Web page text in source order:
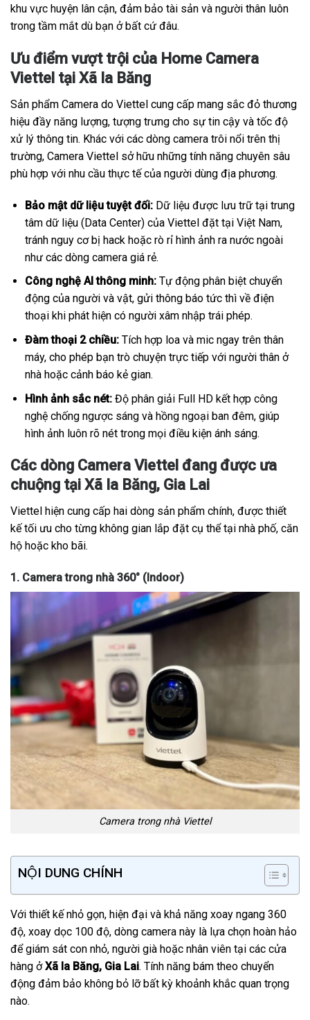
khu vực huyện lân cận, đảm bảo tài sản và người thân luôn
trong tầm mắt dù bạn ở bất cứ đâu.
Ưu điểm vượt trội của Home Camera
Viettel tại Xã Ia Băng
Sản phẩm Camera do Viettel cung cấp mang sắc đỏ thương
hiệu đầy năng lượng, tượng trưng cho sự tin cậy và tốc độ
xử lý thông tin. Khác với các dòng camera trôi nổi trên thị
trường, Camera Viettel sở hữu những tính năng chuyên sâu
phù hợp với nhu cầu thực tế của người dùng địa phương.
Bảo mật dữ liệu tuyệt đối:Dữ liệu được lưu trữ tại trung
tâm dữ liệu (Data Center) của Viettel đặt tại Việt Nam,
tránh nguy cơ bị hack hoặc rò rỉ hình ảnh ra nước ngoài
như các dòng camera giá rẻ.
Công nghệ AI thông minh:Tự động phân biệt chuyển
động của người và vật, gửi thông báo tức thì về điện
thoại khi phát hiện có người xâm nhập trái phép.
Đàm thoại 2 chiều:Tích hợp loa và mic ngay trên thân
máy, cho phép bạn trò chuyện trực tiếp với người thân ở
nhà hoặc cảnh báo kẻ gian.
Hình ảnh sắc nét:Độ phân giải Full HD kết hợp công
nghệ chống ngược sáng và hồng ngoại ban đêm, giúp
hình ảnh luôn rõ nét trong mọi điều kiện ánh sáng.
Các dòng Camera Viettel đang được ưa
chuộng tại Xã Ia Băng, Gia Lai
Viettel hiện cung cấp hai dòng sản phẩm chính, được thiết
kế tối ưu cho từng không gian lắp đặt cụ thể tại nhà phố, căn
hộ hoặc kho bãi.
1. Camera trong nhà 360° (Indoor)
Camera trong nhà Viettel
NỘI DUNG CHÍNH
Với thiết kế nhỏ gọn, hiện đại và khả năng xoay ngang 360
độ, xoay dọc 100 độ, dòng camera này là lựa chọn hoàn hảo
để giám sát con nhỏ, người già hoặc nhân viên tại các cửa
hàng ởXã Ia Băng, Gia Lai. Tính năng bám theo chuyển
động đảm bảo không bỏ lỡ bất kỳ khoảnh khắc quan trọng
nào.